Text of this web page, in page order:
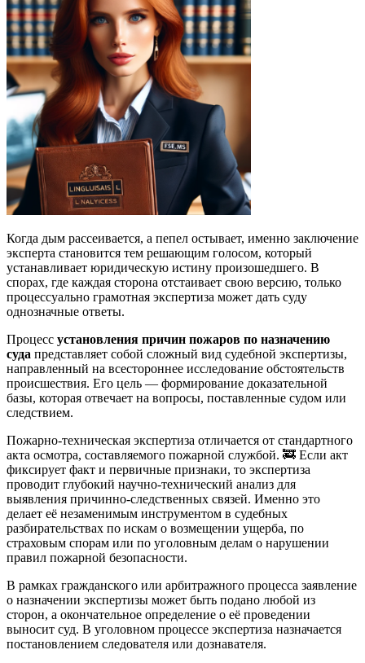
Когда дым рассеивается, а пепел остывает, именно заключение
эксперта становится тем решающим голосом, который
устанавливает юридическую истину произошедшего. В
спорах, где каждая сторона отстаивает свою версию, только
процессуально грамотная экспертиза может дать суду
однозначные ответы.
Процесс установления причин пожаров по назначению
суда представляет собой сложный вид судебной экспертизы,
направленный на всестороннее исследование обстоятельств
происшествия. Его цель — формирование доказательной
базы, которая отвечает на вопросы, поставленные судом или
следствием.
Пожарно-техническая экспертиза отличается от стандартного
акта осмотра, составляемого пожарной службой. 🚒 Если акт
фиксирует факт и первичные признаки, то экспертиза
проводит глубокий научно-технический анализ для
выявления причинно-следственных связей. Именно это
делает её незаменимым инструментом в судебных
разбирательствах по искам о возмещении ущерба, по
страховым спорам или по уголовным делам о нарушении
правил пожарной безопасности.
В рамках гражданского или арбитражного процесса заявление
о назначении экспертизы может быть подано любой из
сторон, а окончательное определение о её проведении
выносит суд. В уголовном процессе экспертиза назначается
постановлением следователя или дознавателя.